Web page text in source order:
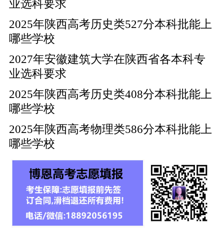
业选科要求
2025年陕西高考历史类527分本科批能上
哪些学校
2027年安徽建筑大学在陕西省各本科专
业选科要求
2025年陕西高考历史类408分本科批能上
哪些学校
2025年陕西高考物理类586分本科批能上
哪些学校